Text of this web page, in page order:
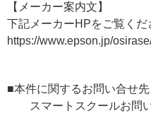
【メーカー案内文】
下記メーカーHPをご覧くだ
https://www.epson.jp/
■本件に関するお問い合せ先
スマートスクールお問